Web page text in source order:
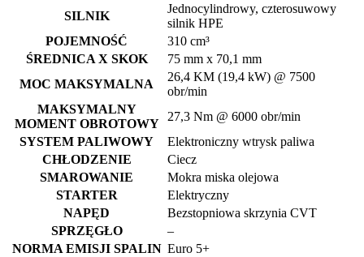
SILNIK
Jednocylindrowy, czterosuwowy
silnik HPE
POJEMNOŚĆ
310 cm³
ŚREDNICA X SKOK
75 mm x 70,1 mm
MOC MAKSYMALNA
26,4 KM (19,4 kW) @ 7500
obr/min
MAKSYMALNY
MOMENT OBROTOWY
27,3 Nm @ 6000 obr/min
SYSTEM PALIWOWY
Elektroniczny wtrysk paliwa
CHŁODZENIE
Ciecz
SMAROWANIE
Mokra miska olejowa
STARTER
Elektryczny
NAPĘD
Bezstopniowa skrzynia CVT
SPRZĘGŁO
–
NORMA EMISJI SPALIN Euro 5+